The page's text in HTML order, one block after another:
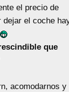
el precio de
dejar el coche
que
acomodarnos y